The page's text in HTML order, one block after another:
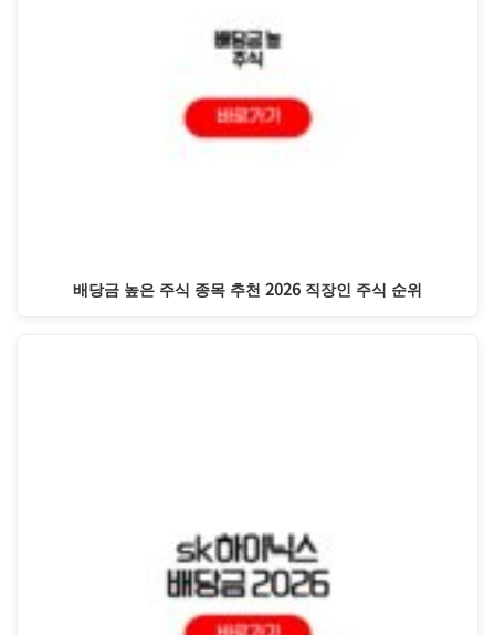
배당금 높은 주식 종목 추천 2026 직장인 주식 순위